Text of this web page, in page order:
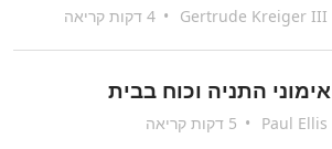
Gertrude Kreiger III
•
אימוני התניה וכוח בבית
Paul Ellis
•